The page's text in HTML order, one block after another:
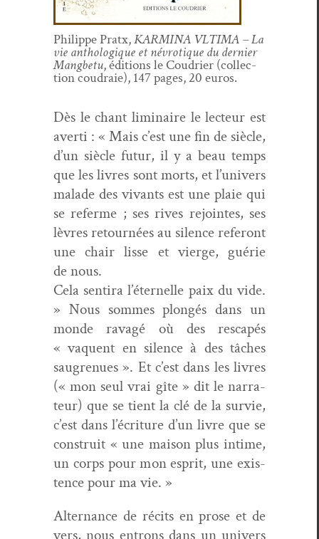
Philippe Pratx,KARMINA VLTIMA – La
vie anthologique et névro­tique du dernier
Mang­be­tu, édi­tions le Coudri­er (col­lec­
tion coudraie), 147 pages, 20 euros.
Dès le chant lim­i­naire le lecteur est
aver­ti : « Mais c’est une fin de siè­cle,
d’un siè­cle futur, il y a beau temps
que les livres sont morts, et l’u­nivers
malade des vivants est une plaie qui
se referme ; ses rives rejointes, ses
lèvres retournées au silence refer­ont
une chair lisse et vierge, guérie
de nous.
Cela sen­ti­ra l’éter­nelle paix du vide.
» Nous sommes plongés dans un
monde rav­agé où des rescapés
« vaque­nt en silence à des tâch­es
saugrenues ». Et c’est dans les livres
(« mon seul vrai gîte » dit le nar­ra­
teur) que se tient la clé de la survie,
c’est dans l’écriture d’un livre que se
con­stru­it « une mai­son plus intime,
un corps pour mon esprit, une exis­
tence pour ma vie. »
Alter­nance de réc­its en prose et de
vers, nous entrons dans un univers